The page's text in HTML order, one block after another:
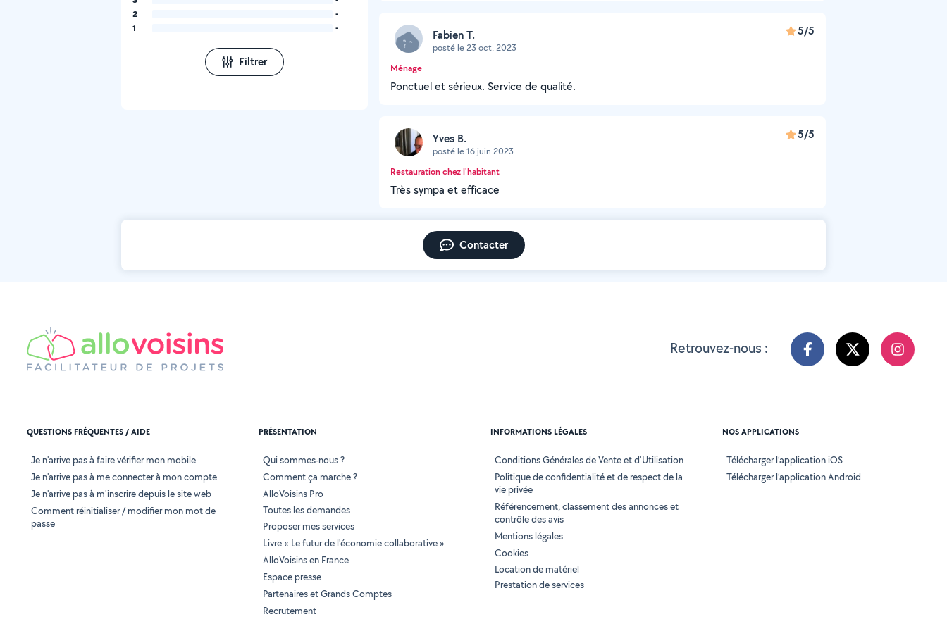
2
-
1
-
Filtrer
Fabien T.
posté le 23 oct. 2023
5/5
Ménage
Ponctuel et sérieux. Service de qualité.
Yves B.
posté le 16 juin 2023
5/5
Restauration chez l'habitant
Très sympa et efficace
Contacter
Retrouvez-nous :
QUESTIONS FRÉQUENTES / AIDE
Je n'arrive pas à faire vérifier mon mobile
Je n'arrive pas à me connecter à mon compte
Je n'arrive pas à m'inscrire depuis le site web
Comment réinitialiser / modifier mon mot de
passe
PRÉSENTATION
Qui sommes-nous ?
Comment ça marche ?
AlloVoisins Pro
Toutes les demandes
Proposer mes services
Livre « Le futur de l'économie collaborative »
AlloVoisins en France
Espace presse
Partenaires et Grands Comptes
Recrutement
INFORMATIONS LÉGALES
Conditions Générales de Vente et d'Utilisation
Politique de confidentialité et de respect de la
vie privée
Référencement, classement des annonces et
contrôle des avis
Mentions légales
Cookies
Location de matériel
Prestation de services
NOS APPLICATIONS
Télécharger l’application iOS
Télécharger l’application Android